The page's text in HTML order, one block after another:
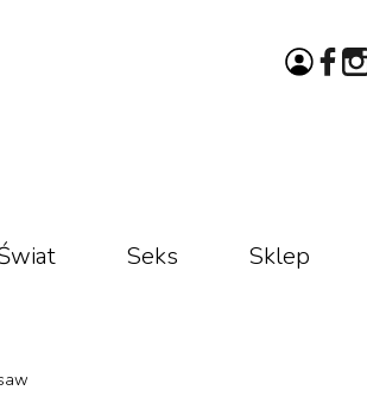
Seks Sklep